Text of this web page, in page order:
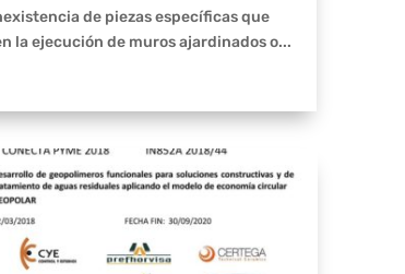
de piezas específicas que
la ejecución de muros ajardinados o...